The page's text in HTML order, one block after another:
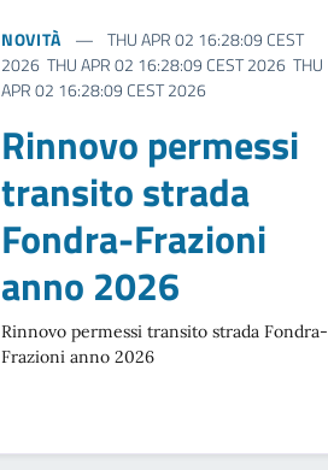
NOVITÀ
THU APR 02 16:28:09 CEST
2026 THU APR 02 16:28:09 CEST 2026 THU
APR 02 16:28:09 CEST 2026
Rinnovo permessi
transito strada
Fondra-Frazioni
anno 2026
Rinnovo permessi transito strada Fondra-
Frazioni anno 2026